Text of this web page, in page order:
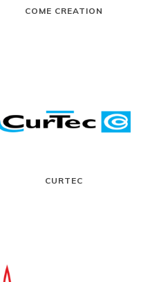
COME CREATION
CURTEC